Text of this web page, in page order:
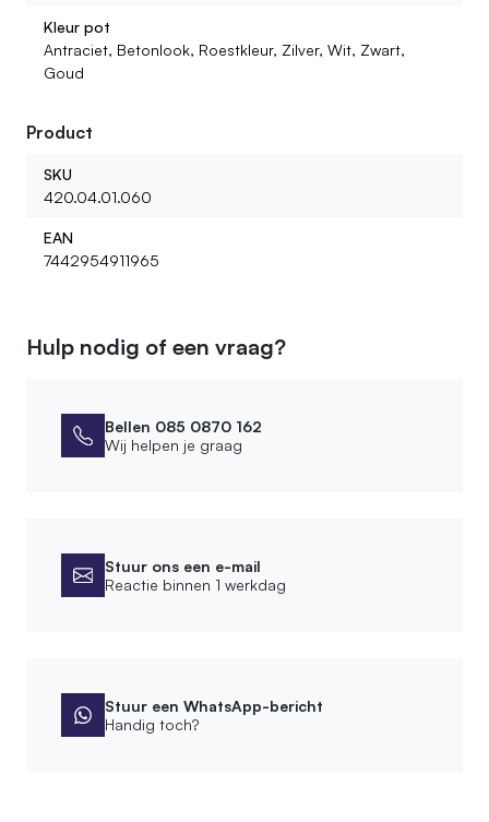
Kleur pot
Antraciet, Betonlook, Roestkleur, Zilver, Wit, Zwart,
Goud
Product
SKU
420.04.01.060
EAN
7442954911965
Hulp nodig of een vraag?
Bellen 085 0870 162
Wij helpen je graag
Stuur ons een e-mail
Reactie binnen 1 werkdag
Stuur een WhatsApp-bericht
Handig toch?